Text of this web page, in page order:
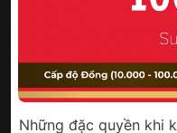
Những đặc quyền khi